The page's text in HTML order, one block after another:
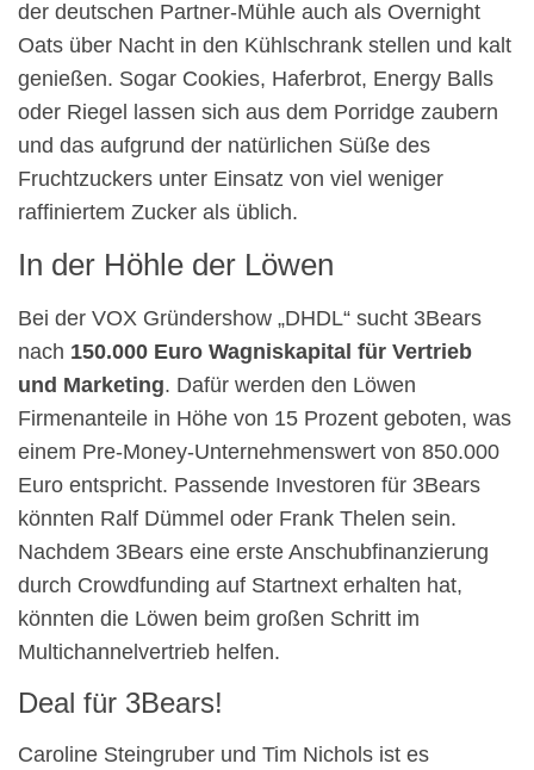
der deutschen Partner-Mühle auch als Overnight
Oats über Nacht in den Kühlschrank stellen und kalt
genießen. Sogar Cookies, Haferbrot, Energy Balls
oder Riegel lassen sich aus dem Porridge zaubern
und das aufgrund der natürlichen Süße des
Fruchtzuckers unter Einsatz von viel weniger
raffiniertem Zucker als üblich.
In der Höhle der Löwen
Bei der VOX Gründershow „DHDL“ sucht 3Bears
nach 150.000 Euro Wagniskapital für Vertrieb
und Marketing. Dafür werden den Löwen
Firmenanteile in Höhe von 15 Prozent geboten, was
einem Pre-Money-Unternehmenswert von 850.000
Euro entspricht. Passende Investoren für 3Bears
könnten Ralf Dümmel oder Frank Thelen sein.
Nachdem 3Bears eine erste Anschubfinanzierung
durch Crowdfunding auf Startnext erhalten hat,
könnten die Löwen beim großen Schritt im
Multichannelvertrieb helfen.
Deal für 3Bears!
Caroline Steingruber und Tim Nichols ist es